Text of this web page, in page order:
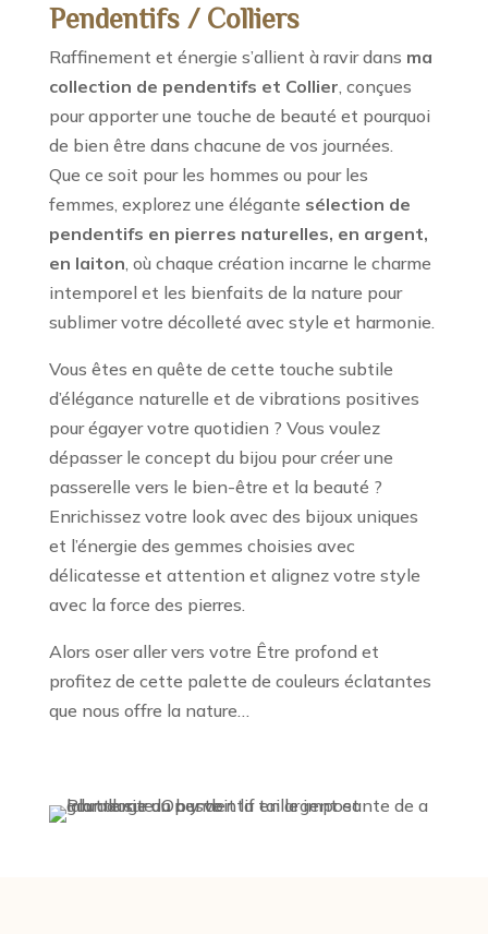
Pendentifs / Colliers
Raffinement et énergie s’allient à ravir dans ma
collection de pendentifs et Collier , conçues
pour apporter une touche de beauté et pourquoi
de bien être dans chacune de vos journées.
Que ce soit pour les hommes ou pour les
femmes, explorez une élégante sélection de
pendentifs en pierres naturelles, en argent,
en laiton , où chaque création incarne le charme
intemporel et les bienfaits de la nature pour
sublimer votre décolleté avec style et harmonie.
Vous êtes en quête de cette touche subtile
d’élégance naturelle et de vibrations positives
pour égayer votre quotidien ? Vous voulez
dépasser le concept du bijou pour créer une
passerelle vers le bien-être et la beauté ?
Enrichissez votre look avec des bijoux uniques
et l’énergie des gemmes choisies avec
délicatesse et attention et alignez votre style
avec la force des pierres.
Alors oser aller vers votre Être profond et
profitez de cette palette de couleurs éclatantes
que nous offre la nature…